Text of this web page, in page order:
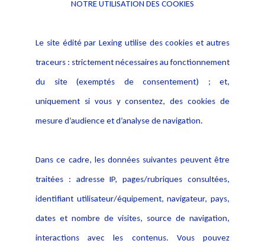
Alerte professionnelle
Déclaration d'accessibilité
Notice Légale
Politique de protection des
données
Publications
NOTRE UTILISATION DES COOKIES
Le site édité par Lexing utilise des cookies et autres
traceurs : strictement nécessaires au fonctionnement
du site (exemptés de consentement) ; et,
uniquement si vous y consentez, des cookies de
mesure d’audience et d’analyse de navigation.
Dans ce cadre, les données suivantes peuvent être
traitées : adresse IP, pages/rubriques consultées,
identifiant utilisateur/équipement, navigateur, pays,
dates et nombre de visites, source de navigation,
interactions avec les contenus. Vous pouvez